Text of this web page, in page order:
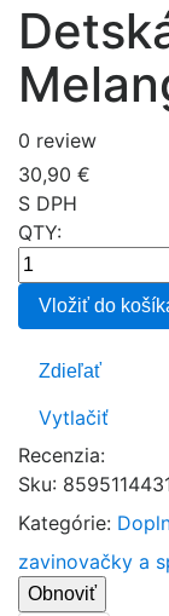
0 review
30,90 €
S DPH
QTY:
Vložiť do
Zdieľať
Vytlačiť
Recenzia:
Sku:
Kategórie:
zavinovačky a